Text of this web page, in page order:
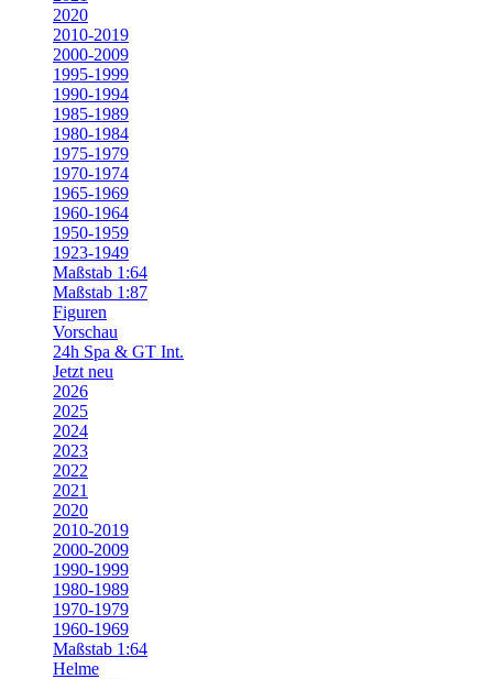
2020
2010-2019
2000-2009
1995-1999
1990-1994
1985-1989
1980-1984
1975-1979
1970-1974
1965-1969
1960-1964
1950-1959
1923-1949
Maßstab 1:64
Maßstab 1:87
Figuren
Vorschau
24h Spa & GT Int.
Jetzt neu
2026
2025
2024
2023
2022
2021
2020
2010-2019
2000-2009
1990-1999
1980-1989
1970-1979
1960-1969
Maßstab 1:64
Helme